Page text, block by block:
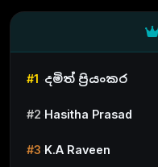
#1 දමිත් ප්‍රියංකර
#2 Hasitha Prasad
#3 K.A Raveen